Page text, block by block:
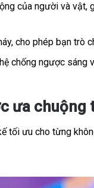
của người và vật,
cho phép bạn trò
chống ngược sáng
ưa chuộng
tối ưu cho từng